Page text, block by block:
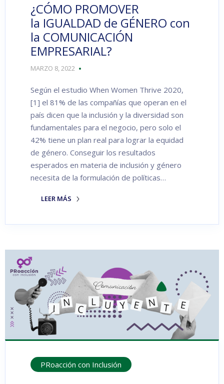
¿CÓMO PROMOVER
la IGUALDAD de GÉNERO con
la COMUNICACIÓN
EMPRESARIAL?
MARZO 8, 2022
Según el estudio When Women Thrive 2020,
[1] el 81% de las compañías que operan en el
país dicen que la inclusión y la diversidad son
fundamentales para el negocio, pero solo el
42% tiene un plan real para lograr la equidad
de género. Conseguir los resultados
esperados en materia de inclusión y género
necesita de la formulación de políticas…
LEER MÁS
PRoacción con Inclusión